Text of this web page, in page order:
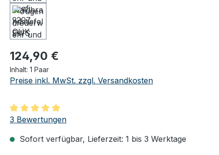
Regulärer Preis:
124,90 €
Inhalt: 1 Paar
Preise inkl. MwSt. zzgl. Versandkosten
Durchschnittliche Bewertung von 5 von 5 Sternen
3 Bewertungen
Sofort verfügbar, Lieferzeit: 1 bis 3 Werktage